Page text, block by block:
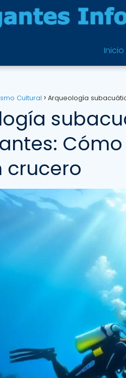
Inicio
Cultural Arqueología
crucero